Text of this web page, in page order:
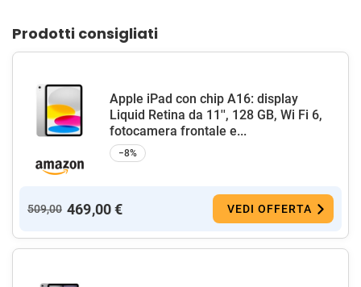
Prodotti consigliati
Apple iPad con chip A16: display
Liquid Retina da 11'', 128 GB, Wi Fi 6,
fotocamera frontale e...
−8%
509,00 469,00 € VEDI OFFERTA